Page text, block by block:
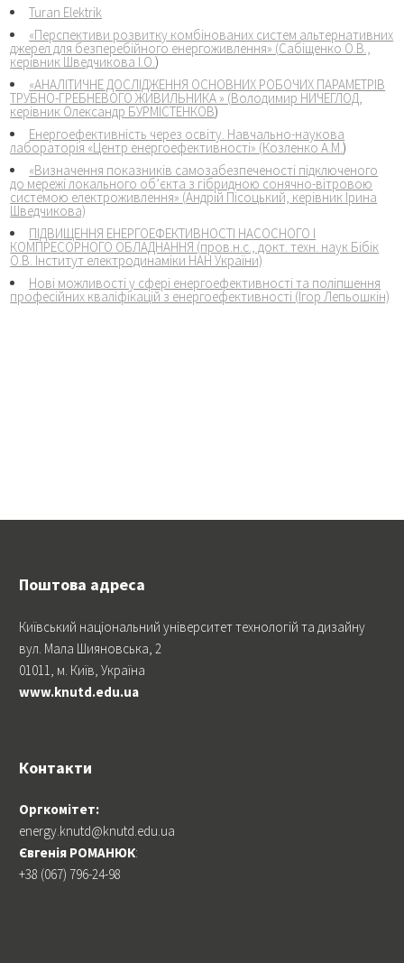
Turan Elektrik
«Перспективи розвитку комбінованих систем альтернативних
джерел для безперебійного енергоживлення» (Сабіщенко О.В.,
керівник Шведчикова І.О.)
«АНАЛІТИЧНЕ ДОСЛІДЖЕННЯ ОСНОВНИХ РОБОЧИХ ПАРАМЕТРІВ
ТРУБНО-ГРЕБНЕВОГО ЖИВИЛЬНИКА » (Володимир НИЧЕГЛОД,
керівник Олександр БУРМІСТЕНКОВ)
Енергоефективність через освіту. Навчально-наукова
лабораторія «Центр енергоефективності» (Козленко А.М.)
«Визначення показників самозабезпеченості підключеного
до мережі локального об’єкта з гібридною сонячно-вітровою
системою електроживлення» (Андрій Пісоцький, керівник Ірина
Шведчикова)
ПІДВИЩЕННЯ ЕНЕРГОЕФЕКТИВНОСТІ НАСОСНОГО І
КОМПРЕСОРНОГО ОБЛАДНАННЯ (пров.н.с., докт. техн. наук Бібік
О.В. Інститут електродинаміки НАН України)
Нові можливості у сфері енергоефективності та поліпшення
професійних кваліфікацій з енергоефективності (Ігор Лепьошкін)
Поштова адреса
Київський національний університет технологій та дизайну
вул. Мала Шияновська, 2
01011, м. Київ, Україна
www.knutd.edu.ua
Контакти
Оргкомітет:
energy.knutd@knutd.edu.ua
Євгенія РОМАНЮК:
+38 (067) 796-24-98